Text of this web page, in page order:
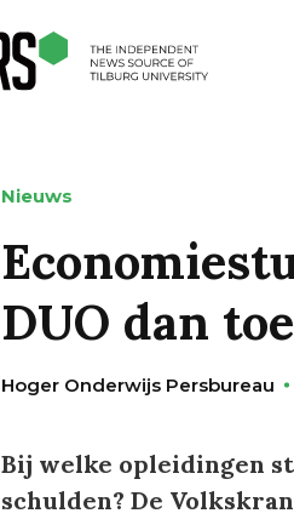
Nieuws
DUO dan
Hoger Onderwijs Persbureau
Bij welke opleidingen
schulden? De